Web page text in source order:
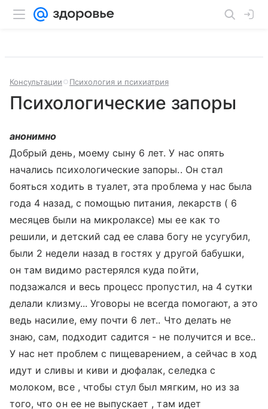
Консультации Психология и психиатрия
Психологические запоры
анонимно
Добрый день, моему сыну 6 лет. У нас опять
начались психологические запоры.. Он стал
бояться ходить в туалет, эта проблема у нас была
года 4 назад, с помощью питания, лекарств ( 6
месяцев были на микролаксе) мы ее как то
решили, и детский сад ее слава богу не усугубил,
были 2 недели назад в гостях у другой бабушки,
он там видимо растерялся куда пойти,
подзажался и весь процесс пропустил, на 4 сутки
делали клизму... Уговоры не всегда помогают, а это
ведь насилие, ему почти 6 лет.. Что делать не
знаю, сам, подходит садится - не получится и все..
У нас нет проблем с пищеварением, а сейчас в ход
идут и сливы и киви и дюфалак, селедка с
молоком, все , чтобы стул был мягким, но из за
того, что он ее не выпускает , там идет